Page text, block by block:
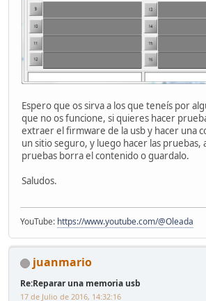
Espero que os sirva a los que teneís por
que no os funcione, si quieres hacer
extraer el firmware de la usb y hacer una
un sitio seguro, y luego hacer las pruebas,
pruebas borra el contenido o guardalo.
Saludos.
YouTube: https://www.youtube.com/@Oleada
juanmario
Re:Reparar una memoria usb
17 de Julio de 2016, 14:32:16